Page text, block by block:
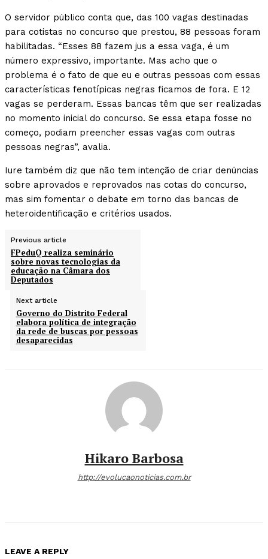
O servidor público conta que, das 100 vagas destinadas
para cotistas no concurso que prestou, 88 pessoas foram
habilitadas. “Esses 88 fazem jus a essa vaga, é um
número expressivo, importante. Mas acho que o
problema é o fato de que eu e outras pessoas com essas
características fenotípicas negras ficamos de fora. E 12
vagas se perderam. Essas bancas têm que ser realizadas
no momento inicial do concurso. Se essa etapa fosse no
começo, podiam preencher essas vagas com outras
pessoas negras”, avalia.
Iure também diz que não tem intenção de criar denúncias
sobre aprovados e reprovados nas cotas do concurso,
mas sim fomentar o debate em torno das bancas de
heteroidentificação e critérios usados.
Previous article
FPeduQ realiza seminário
sobre novas tecnologias da
educação na Câmara dos
Deputados
Next article
Governo do Distrito Federal
elabora política de integração
da rede de buscas por pessoas
desaparecidas
Hikaro Barbosa
http://evolucaonoticias.com.br
LEAVE A REPLY